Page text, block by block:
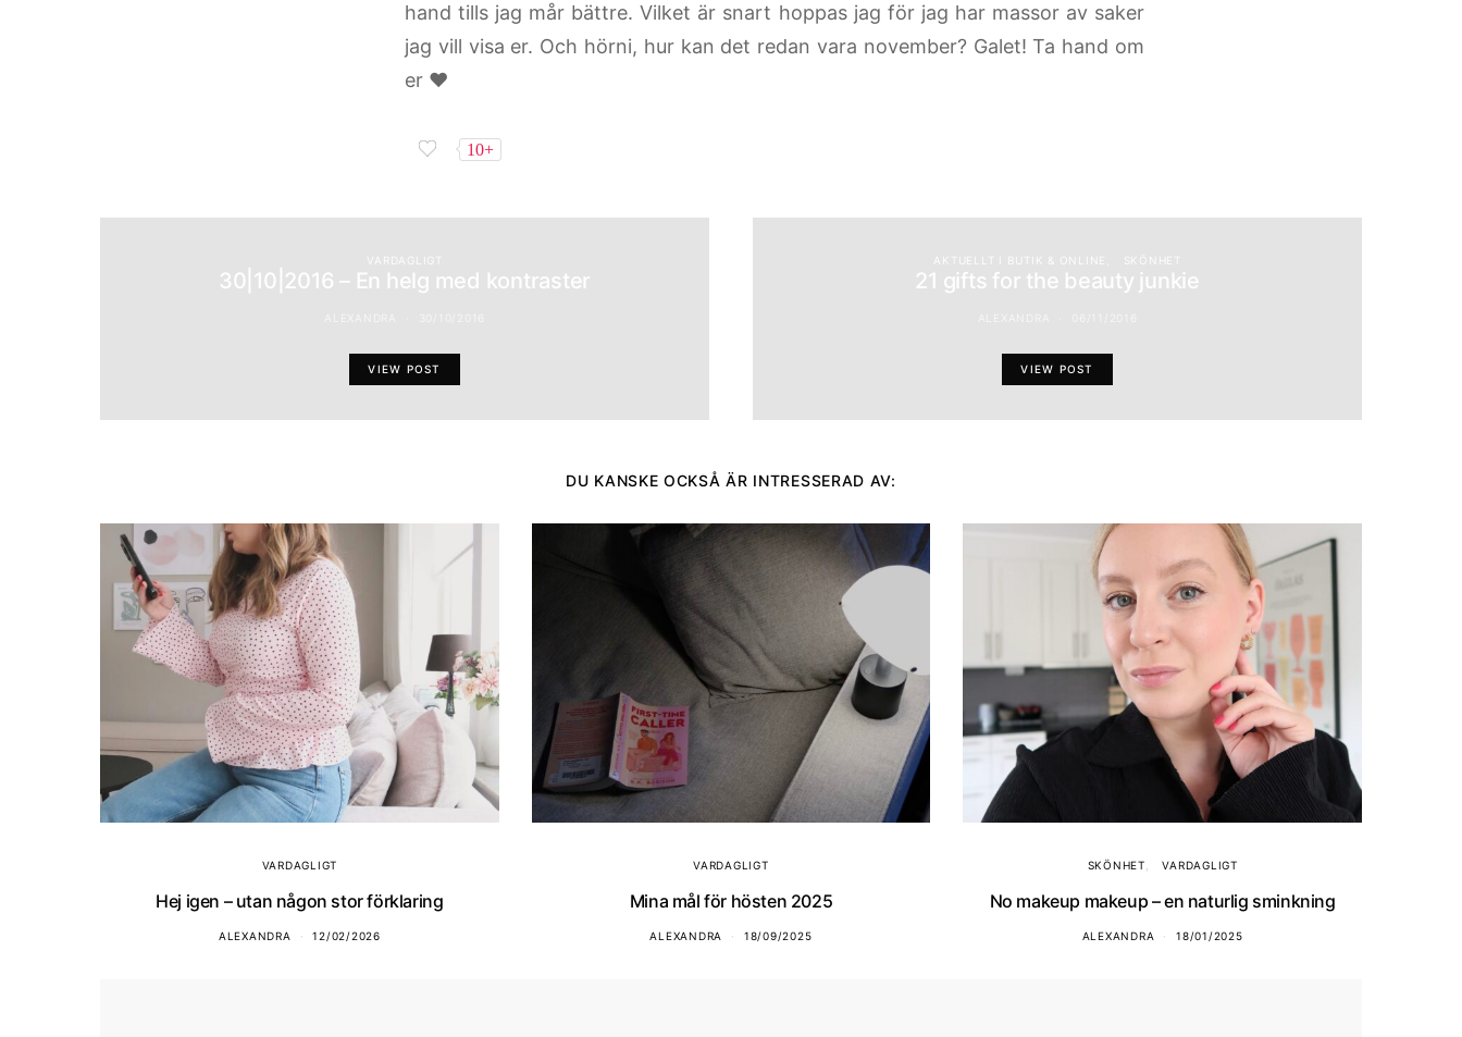
hand tills jag mår bättre. Vilket är snart hoppas jag för jag har massor av saker
jag vill visa er. Och hörni, hur kan det redan vara november? Galet! Ta hand om
er ♥
10+
VARDAGLIGT
30|10|2016 – En helg med kontraster
VIEW POST
AKTUELLT I BUTIK & ONLINE
21 gifts for the beauty junkie
VIEW POST
DU KANSKE OCKSÅ ÄR INTRESSERAD AV:
VARDAGLIGT
Hej igen – utan någon stor förklaring
ALEXANDRA 12/02/2026
VARDAGLIGT
Mina mål för hösten 2025
ALEXANDRA 18/09/2025
SKÖNHET VARDAGLIGT
No makeup makeup – en naturlig sminkning
ALEXANDRA 18/01/2025